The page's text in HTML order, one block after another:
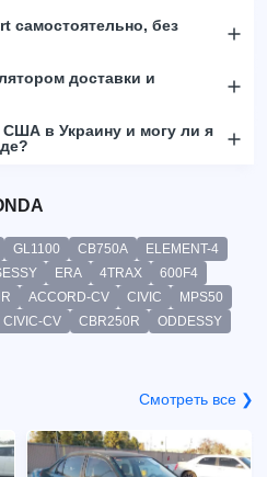
самостоятельно, без
доставки и
США в Украину и могу ли я
GL1100 CB750A
ELEMENT-4
ERA 4TRAX
600F4
ACCORD-CV CIVIC
MPS50
CIVIC-CV CBR250R
ODDESSY
Смотреть все ❯